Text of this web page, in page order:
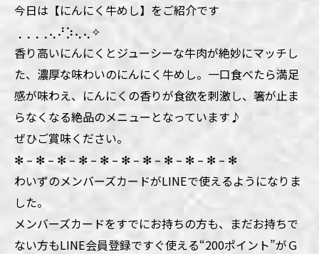
今日は【にんにく牛めし】をご紹介です
⢀⢀⢀⢀⢄⠜⡱⢄⢄✧
香り高いにんにくとジューシーな牛肉が絶妙にマッチし
た、濃厚な味わいのにんにく牛めし。一口食べたら満足
感が味わえ、にんにくの香りが食欲を刺激し、箸が止ま
らなくなる絶品のメニューとなっています♪
ぜひご賞味ください。
✻ – ✻ – ✻ – ✻ – ✻ – ✻ – ✻ – ✻ – ✻ – ✻ – ✻
わいずのメンバーズカードがLINEで使えるようになりま
した。
メンバーズカードをすでにお持ちの方も、まだお持ちで
ない方もLINE会員登録ですぐ使える“200ポイント”がＧ